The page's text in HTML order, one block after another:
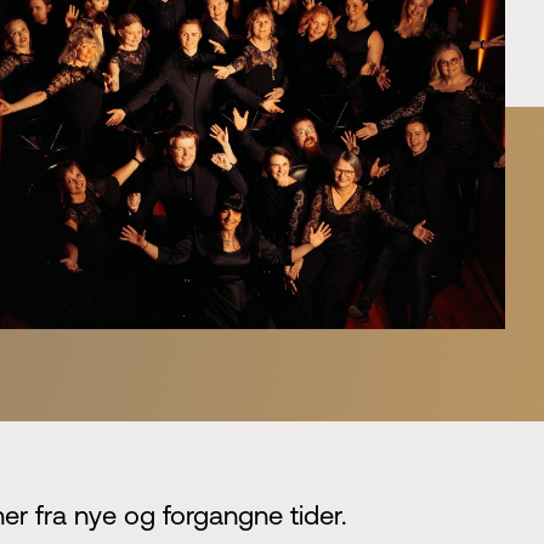
samfunn
Music Competition
fra nye og forgangne tider.